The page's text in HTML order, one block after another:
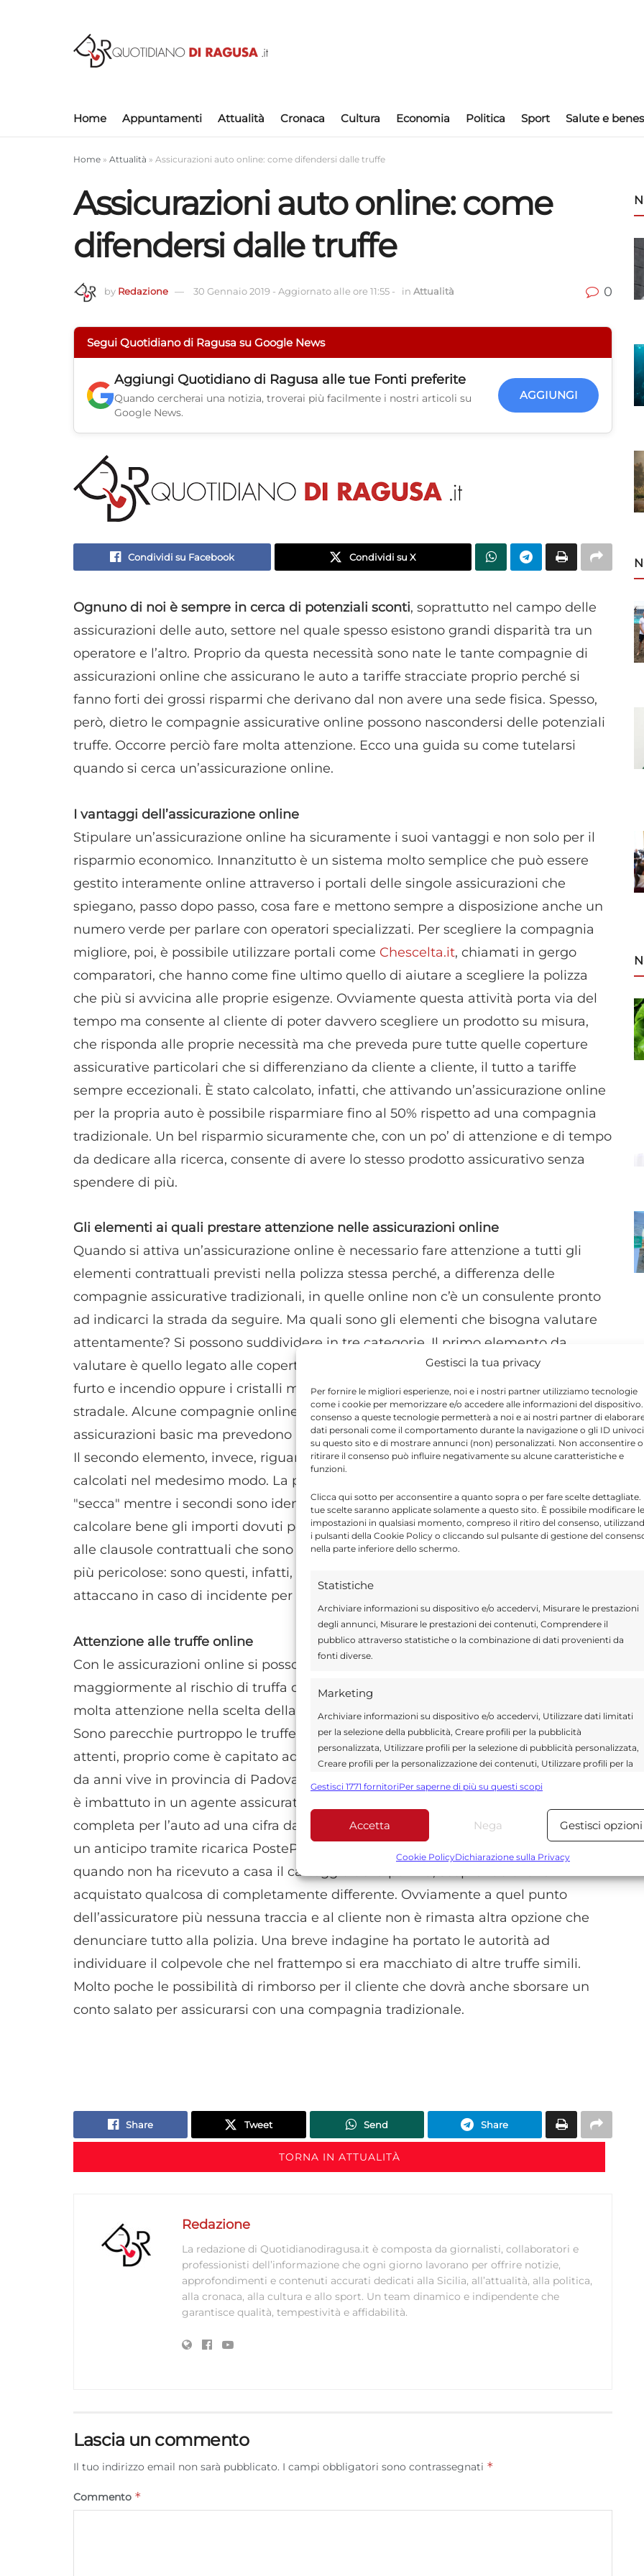
Gestisci la tua privacy
Per fornire le migliori esperienze, noi e i nostri partner utilizziamo tecnologie
come i cookie per memorizzare e/o accedere alle informazioni del
consenso a queste tecnologie permetterà a noi e ai nostri partner di
dati personali come il comportamento durante la navigazione o gli ID univoci
su questo sito e di mostrare annunci (non) personalizzati. Non acconsentire o
ritirare il consenso può influire negativamente su alcune caratteristiche e
funzioni.
Clicca qui sotto per acconsentire a quanto sopra o per fare scelte dettagliate.
tue scelte saranno applicate solamente a questo sito. È possibile modificare le
impostazioni in qualsiasi momento, compreso il ritiro del consenso,
i pulsanti della Cookie Policy o cliccando sul pulsante di gestione del
nella parte inferiore dello schermo.
Statistiche
Archiviare informazioni su dispositivo e/o accedervi, Misurare le prestazioni
degli annunci, Misurare le prestazioni dei contenuti, Comprendere il
pubblico attraverso statistiche o la combinazione di dati provenienti da
fonti diverse.
Marketing
Archiviare informazioni su dispositivo e/o accedervi, Utilizzare dati limitati
per la selezione della pubblicità, Creare profili per la pubblicità
personalizzata, Utilizzare profili per la selezione di pubblicità personalizzata,
Creare profili per la personalizzazione dei contenuti, Utilizzare profili per la
Utilizzare dati limitati per la selezione dei contenuti.
Funzionalità Sempre
Abbinare e combinare dati provenienti da altre fonti di dati,
alle informazioni trasmesse automaticamente.
Utilizzare dati di geolocalizzazione precisi, Riconoscere i
dispositivi in base a informazioni richieste attivamente.
Garantire la sicurezza, prevenire e rilevare frodi,
correggere errori, Erogare e presentare
pubblicità e contenuto, Salvare e comunicare le
Gestisci 1771 fornitoriPer saperne di più su questi scopi
Accetta Nega Gestisci opzioni
Cookie PolicyDichiarazione sulla Privacy
Home Appuntamenti Attualità Cronaca Cultura Economia Politica Sport Salute e
Home » Attualità » Assicurazioni auto online: come difendersi dalle truffe
Assicurazioni auto online: come
difendersi dalle truffe
by Redazione 30 Gennaio 2019 - Aggiornato alle ore 11:55 - in Attualità 0
Segui Quotidiano di Ragusa su Google News
Aggiungi Quotidiano di Ragusa alle tue Fonti preferite
Quando cercherai una notizia, troverai più facilmente i nostri articoli su
Google News.
AGGIUNGI
Condividi su Facebook Condividi su X
Ognuno di noi è sempre in cerca di potenziali sconti, soprattutto nel campo delle
assicurazioni delle auto, settore nel quale spesso esistono grandi disparità tra un
operatore e l’altro. Proprio da questa necessità sono nate le tante compagnie di
assicurazioni online che assicurano le auto a tariffe stracciate proprio perché si
fanno forti dei grossi risparmi che derivano dal non avere una sede fisica. Spesso,
però, dietro le compagnie assicurative online possono nascondersi delle potenziali
truffe. Occorre perciò fare molta attenzione. Ecco una guida su come tutelarsi
quando si cerca un’assicurazione online.
I vantaggi dell’assicurazione online
Stipulare un’assicurazione online ha sicuramente i suoi vantaggi e non solo per il
risparmio economico. Innanzitutto è un sistema molto semplice che può essere
gestito interamente online attraverso i portali delle singole assicurazioni che
spiegano, passo dopo passo, cosa fare e mettono sempre a disposizione anche un
numero verde per parlare con operatori specializzati. Per scegliere la compagnia
migliore, poi, è possibile utilizzare portali come Chescelta.it, chiamati in gergo
comparatori, che hanno come fine ultimo quello di aiutare a scegliere la polizza
che più si avvicina alle proprie esigenze. Ovviamente questa attività porta via del
tempo ma consente al cliente di poter davvero scegliere un prodotto su misura,
che risponda alle proprie necessità ma che preveda pure tutte quelle coperture
assicurative particolari che si differenziano da cliente a cliente, il tutto a tariffe
sempre eccezionali. È stato calcolato, infatti, che attivando un’assicurazione online
per la propria auto è possibile risparmiare fino al 50% rispetto ad una compagnia
tradizionale. Un bel risparmio sicuramente che, con un po’ di attenzione e di tempo
da dedicare alla ricerca, consente di avere lo stesso prodotto assicurativo senza
spendere di più.
Gli elementi ai quali prestare attenzione nelle assicurazioni online
Quando si attiva un’assicurazione online è necessario fare attenzione a tutti gli
elementi contrattuali previsti nella polizza stessa perché, a differenza delle
compagnie assicurative tradizionali, in quelle online non c’è un consulente pronto
ad indicarci la strada da seguire. Ma quali sono gli elementi che bisogna valutare
attentamente? Si possono suddividere in tre categorie. Il primo elemento da
valutare è quello legato alle coperture accessorie, ossia di garanzie che tutelano il
furto e incendio oppure i cristalli ma anche quelle che garantiscono l’assistenza
stradale. Alcune compagnie online propongono tariffe molto convenienti per le
assicurazioni basic ma prevedono pagamenti salati per queste ulteriori coperture.
Il secondo elemento, invece, riguarda la franchigia e gli scoperti che non sono
calcolati nel medesimo modo. La prima, infatti, viene contraddistinta da una cifra
"secca" mentre i secondi sono identificati da una percentuale: è importante
calcolare bene gli importi dovuti per non incorrere in brutte sorprese. Infine occhio
alle clausole contrattuali che sono quelle nelle quali si possono annidare le insidie
più pericolose: sono questi, infatti, gli appigli maggiori ai quali le compagnie si
attaccano in caso di incidente per non risarcire l’assicurato.
Attenzione alle truffe online
Con le assicurazioni online si possono risparmiare tanti soldi ma ci si espone
maggiormente al rischio di truffa quindi è bene avere sempre occhi aperti e porre
molta attenzione nella scelta della compagnia migliore per le nostre esigenze.
Sono parecchie purtroppo le truffe nelle quali si possono imbattere i clienti meno
attenti, proprio come è capitato ad un cinquantunenne di origine napoletana che
da anni vive in provincia di Padova. Alla ricerca di un’assicurazione conveniente si
è imbattuto in un agente assicurativo siciliano che gli ha proposto una polizza
completa per l’auto ad una cifra davvero conveniente, richiedendo il pagamento di
un anticipo tramite ricarica PostePay. La cosa non ha insospettito il cliente fino a
quando non ha ricevuto a casa il carteggio della polizza, scoprendo di aver
acquistato qualcosa di completamente differente. Ovviamente a quel punto
dell’assicuratore più nessuna traccia e al cliente non è rimasta altra opzione che
denunciare tutto alla polizia. Una breve indagine ha portato le autorità ad
individuare il colpevole che nel frattempo si era macchiato di altre truffe simili.
Molto poche le possibilità di rimborso per il cliente che dovrà anche sborsare un
conto salato per assicurarsi con una compagnia tradizionale.
Share Tweet Send Share
TORNA IN ATTUALITÀ
Redazione
La redazione di Quotidianodiragusa.it è composta da giornalisti, collaboratori e
professionisti dell’informazione che ogni giorno lavorano per offrire notizie,
approfondimenti e contenuti accurati dedicati alla Sicilia, all’attualità, alla politica,
alla cronaca, alla cultura e allo sport. Un team dinamico e indipendente che
garantisce qualità, tempestività e affidabilità.
Lascia un commento
Il tuo indirizzo email non sarà pubblicato. I campi obbligatori sono contrassegnati *
Commento *